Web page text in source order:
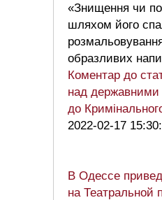
«Знищення чи
шляхом його
образливих
Коментар до
над
до
2022-02-17
В Одессе
на Театральной